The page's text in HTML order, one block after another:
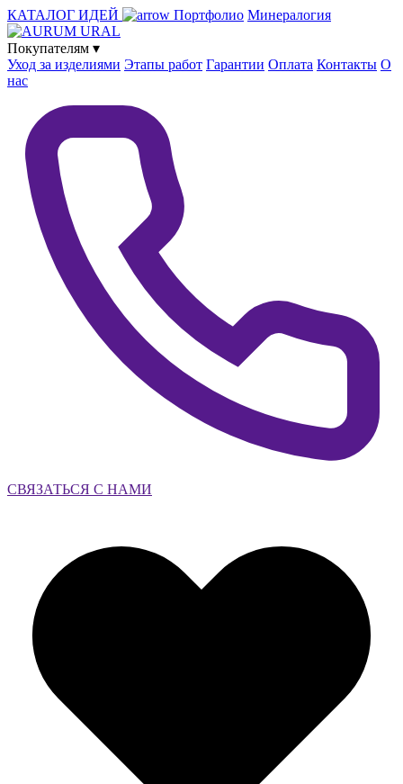
КАТАЛОГ ИДЕЙ Портфолио Минералогия
Покупателям ▾
Уход за изделиями Этапы работ Гарантии Оплата Контакты О
нас
СВЯЗАТЬСЯ С НАМИ